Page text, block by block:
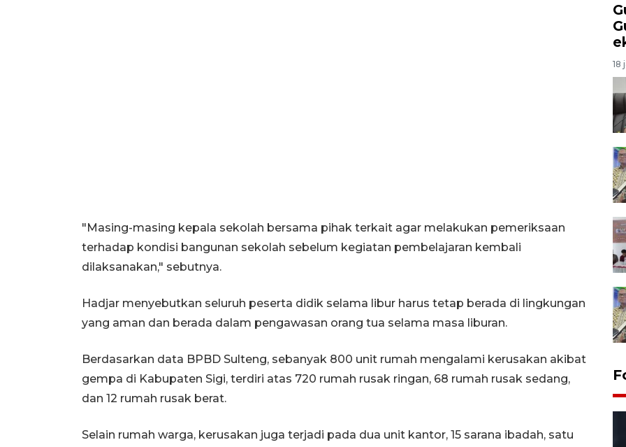
"Masing-masing kepala sekolah bersama pihak terkait agar melakukan pemeriksaan
terhadap kondisi bangunan sekolah sebelum kegiatan pembelajaran kembali
dilaksanakan," sebutnya.
Hadjar menyebutkan seluruh peserta didik selama libur harus tetap berada di lingkungan
yang aman dan berada dalam pengawasan orang tua selama masa liburan.
Berdasarkan data BPBD Sulteng, sebanyak 800 unit rumah mengalami kerusakan akibat
gempa di Kabupaten Sigi, terdiri atas 720 rumah rusak ringan, 68 rumah rusak sedang,
dan 12 rumah rusak berat.
Selain rumah warga, kerusakan juga terjadi pada dua unit kantor, 15 sarana ibadah, satu
18